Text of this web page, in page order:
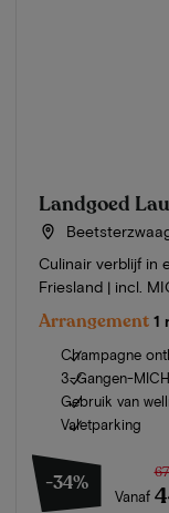
Landgoed
Culinair verblijf in
Friesland | incl.
Arrangement 1
Champagne
3-Gangen-
Gebruik van
Valetparking
-34%
Vanaf